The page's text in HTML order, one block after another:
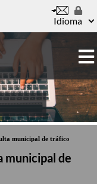
Idioma
municipal de tráfico
municipal de